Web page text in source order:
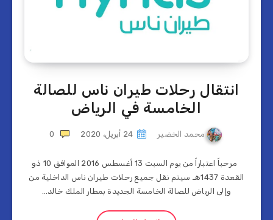
انتقال رحلات طيران ناس للصالة
الخامسة في الرياض
محمد الخضير 24 أبريل، 2020 0
مرحباً اعتباراً من يوم السبت 13 أغسطس 2016 الموافق 10 ذو
القعدة 1437هـ سيتم نقل جميع رحلات طيران ناس الداخلية من
وإلى الرياض للصالة الخامسة الجديدة بمطار الملك خالد…